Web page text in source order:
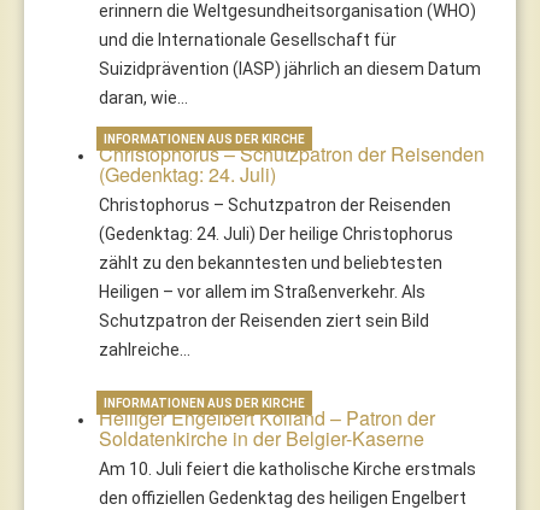
erinnern die Weltgesundheitsorganisation (WHO)
und die Internationale Gesellschaft für
Suizidprävention (IASP) jährlich an diesem Datum
daran, wie…
Christophorus – Schutzpatron der Reisenden
(Gedenktag: 24. Juli)
Christophorus – Schutzpatron der Reisenden
(Gedenktag: 24. Juli) Der heilige Christophorus
zählt zu den bekanntesten und beliebtesten
Heiligen – vor allem im Straßenverkehr. Als
Schutzpatron der Reisenden ziert sein Bild
zahlreiche…
INFORMATIONEN AUS DER KIRCHE
Heiliger Engelbert Kolland – Patron der
Soldatenkirche in der Belgier-Kaserne
Am 10. Juli feiert die katholische Kirche erstmals
den offiziellen Gedenktag des heiligen Engelbert
INFORMATIONEN AUS DER KIRCHE